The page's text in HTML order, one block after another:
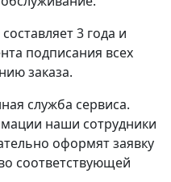
3 года и
подписания всех
заказа.
служба сервиса.
наши сотрудники
оформят заявку
соответствующей